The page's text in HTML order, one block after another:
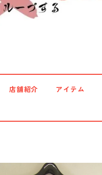
店舗紹介 アイテム